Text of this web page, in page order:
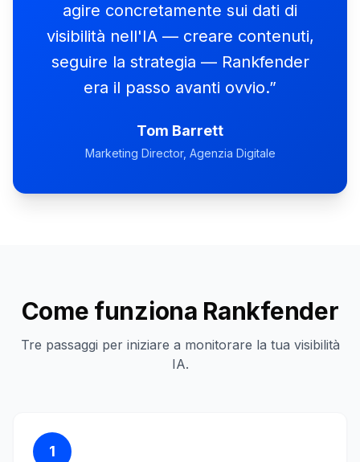
agire concretamente sui dati di
visibilità nell'IA — creare contenuti,
seguire la strategia — Rankfender
era il passo avanti ovvio.”
Tom Barrett
Marketing Director, Agenzia Digitale
Come funziona Rankfender
Tre passaggi per iniziare a monitorare la tua visibilità
IA.
1